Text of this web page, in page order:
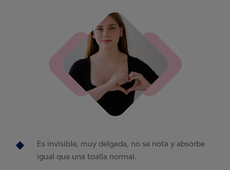
Es invisible, muy delgada, no se nota y absorbe
igual que una toalla normal.